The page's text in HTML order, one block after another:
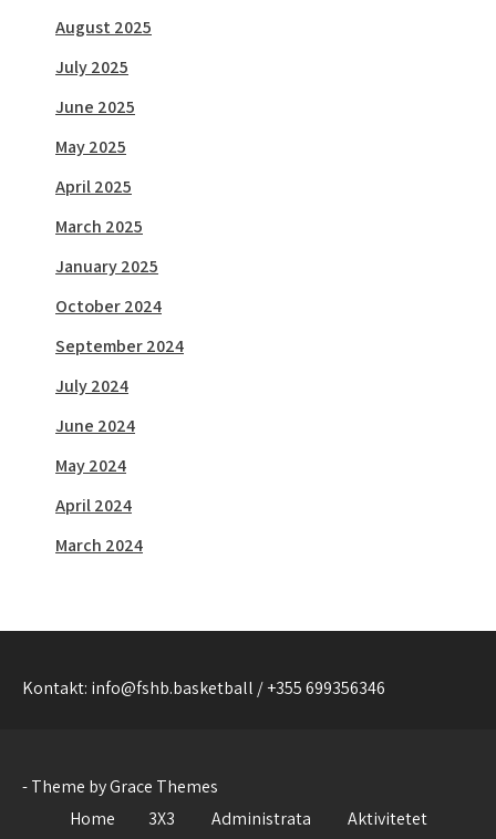
August 2025
July 2025
June 2025
May 2025
April 2025
March 2025
January 2025
October 2024
September 2024
July 2024
June 2024
May 2024
April 2024
March 2024
Kontakt: info@fshb.basketball / +355 699356346
- Theme by Grace Themes
Home
3X3 Administrata Aktivitetet